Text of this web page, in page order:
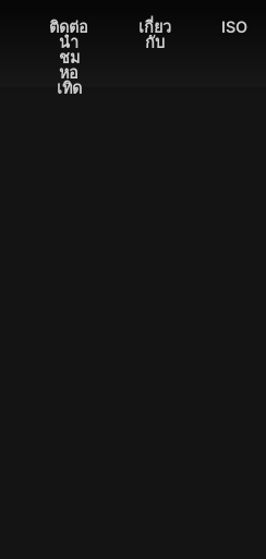
ติดต่อ
นำ
ชม
หอ
เทิด
เกี่ยว
กับ
ISO